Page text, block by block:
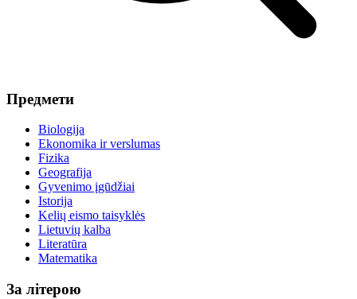
Предмети
Biologija
Ekonomika ir verslumas
Fizika
Geografija
Gyvenimo įgūdžiai
Istorija
Kelių eismo taisyklės
Lietuvių kalba
Literatūra
Matematika
За літерою